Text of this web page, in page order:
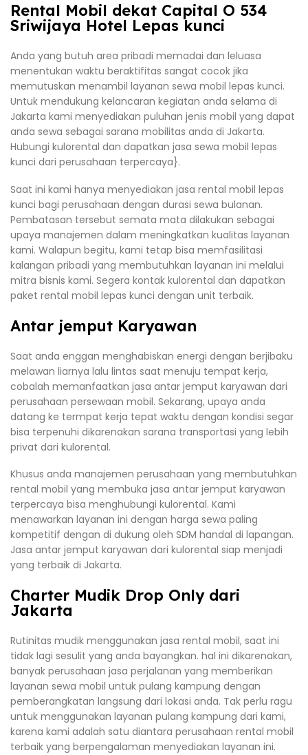
Rental Mobil dekat Capital O 534
Sriwijaya Hotel Lepas kunci
Anda yang butuh area pribadi memadai dan leluasa
menentukan waktu beraktifitas sangat cocok jika
memutuskan menambil layanan sewa mobil lepas kunci.
Untuk mendukung kelancaran kegiatan anda selama di
Jakarta kami menyediakan puluhan jenis mobil yang dapat
anda sewa sebagai sarana mobilitas anda di Jakarta.
Hubungi kulorental dan dapatkan jasa sewa mobil lepas
kunci dari perusahaan terpercaya}.
Saat ini kami hanya menyediakan jasa rental mobil lepas
kunci bagi perusahaan dengan durasi sewa bulanan.
Pembatasan tersebut semata mata dilakukan sebagai
upaya manajemen dalam meningkatkan kualitas layanan
kami. Walapun begitu, kami tetap bisa memfasilitasi
kalangan pribadi yang membutuhkan layanan ini melalui
mitra bisnis kami. Segera kontak kulorental dan dapatkan
paket rental mobil lepas kunci dengan unit terbaik.
Antar jemput Karyawan
Saat anda enggan menghabiskan energi dengan berjibaku
melawan liarnya lalu lintas saat menuju tempat kerja,
cobalah memanfaatkan jasa antar jemput karyawan dari
perusahaan persewaan mobil. Sekarang, upaya anda
datang ke termpat kerja tepat waktu dengan kondisi segar
bisa terpenuhi dikarenakan sarana transportasi yang lebih
privat dari kulorental.
Khusus anda manajemen perusahaan yang membutuhkan
rental mobil yang membuka jasa antar jemput karyawan
terpercaya bisa menghubungi kulorental. Kami
menawarkan layanan ini dengan harga sewa paling
kompetitif dengan di dukung oleh SDM handal di lapangan.
Jasa antar jemput karyawan dari kulorental siap menjadi
yang terbaik di Jakarta.
Charter Mudik Drop Only dari
Jakarta
Rutinitas mudik menggunakan jasa rental mobil, saat ini
tidak lagi sesulit yang anda bayangkan. hal ini dikarenakan,
banyak perusahaan jasa perjalanan yang memberikan
layanan sewa mobil untuk pulang kampung dengan
pemberangkatan langsung dari lokasi anda. Tak perlu ragu
untuk menggunakan layanan pulang kampung dari kami,
karena kami adalah satu diantara perusahaan rental mobil
terbaik yang berpengalaman menyediakan layanan ini.